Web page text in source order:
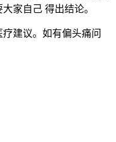
家自己 得出结论。
建议。如有偏头痛问